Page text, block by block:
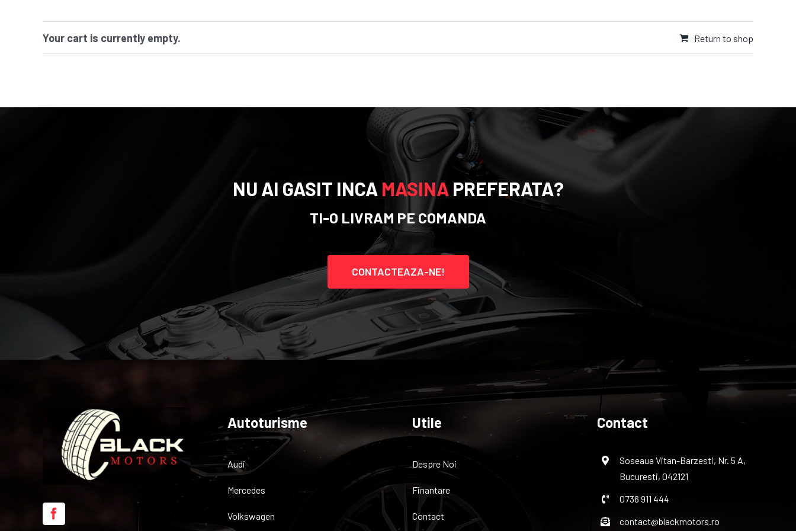
Your cart is currently empty. Return to shop
NU AI GASIT INCA MASINA PREFERATA?
TI-O LIVRAM PE COMANDA
CONTACTEAZA-NE!
Autoturisme
Audi
Mercedes
Volkswagen
Utile
Despre Noi
Finantare
Contact
Contact
Soseaua Vitan-Barzesti, Nr. 5 A,
Bucuresti, 042121
0736 911 444
contact@blackmotors.ro